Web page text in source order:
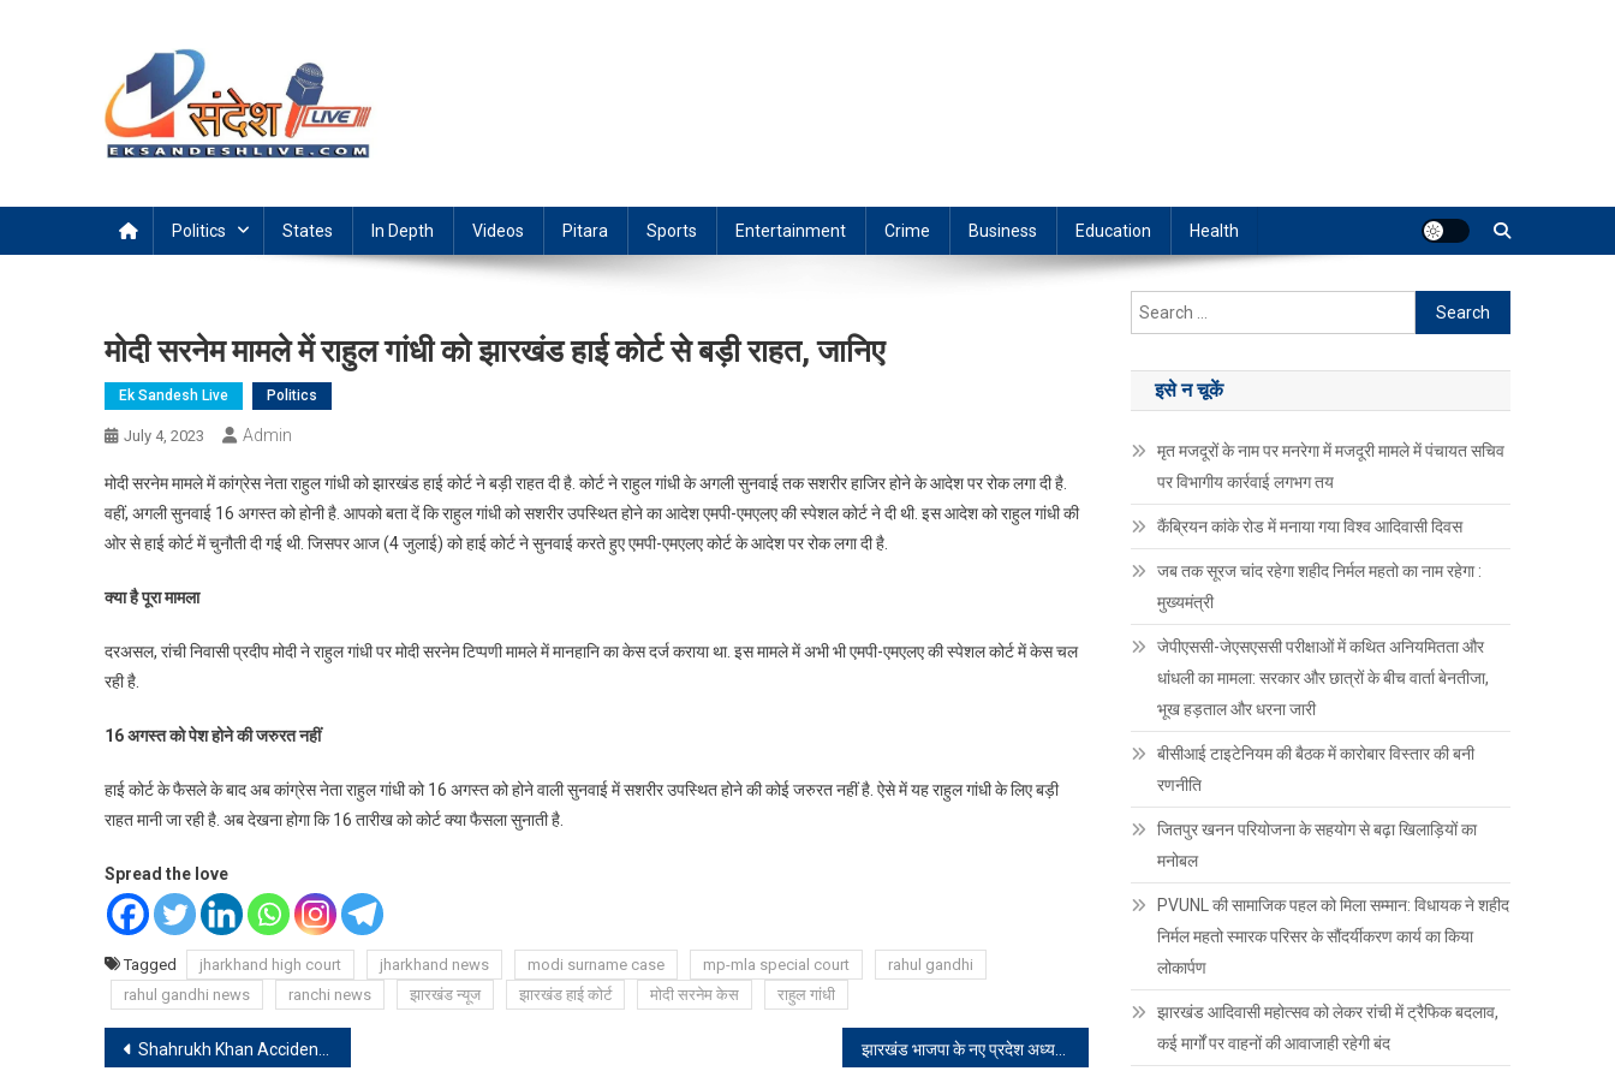
Politics States In Depth Videos Pitara Sports Entertainment Crime Business Education Health
मोदी सरनेम मामले में राहुल गांधी को झारखंड हाई कोर्ट से बड़ी राहत, जानिए
Ek Sandesh Live Politics
July 4, 2023 Admin
मोदी सरनेम मामले में कांग्रेस नेता राहुल गांधी को झारखंड हाई कोर्ट ने बड़ी राहत दी है. कोर्ट ने राहुल गांधी के अगली सुनवाई तक सशरीर हाजिर होने के आदेश पर रोक लगा दी है.
वहीं, अगली सुनवाई 16 अगस्त को होनी है. आपको बता दें कि राहुल गांधी को सशरीर उपस्थित होने का आदेश एमपी-एमएलए की स्पेशल कोर्ट ने दी थी. इस आदेश को राहुल गांधी की
ओर से हाई कोर्ट में चुनौती दी गई थी. जिसपर आज (4 जुलाई) को हाई कोर्ट ने सुनवाई करते हुए एमपी-एमएलए कोर्ट के आदेश पर रोक लगा दी है.
क्या है पूरा मामला
दरअसल, रांची निवासी प्रदीप मोदी ने राहुल गांधी पर मोदी सरनेम टिप्पणी मामले में मानहानि का केस दर्ज कराया था. इस मामले में अभी भी एमपी-एमएलए की स्पेशल कोर्ट में केस चल
रही है.
16 अगस्त को पेश होने की जरुरत नहीं
हाई कोर्ट के फैसले के बाद अब कांग्रेस नेता राहुल गांधी को 16 अगस्त को होने वाली सुनवाई में सशरीर उपस्थित होने की कोई जरुरत नहीं है. ऐसे में यह राहुल गांधी के लिए बड़ी
राहत मानी जा रही है. अब देखना होगा कि 16 तारीख को कोर्ट क्या फैसला सुनाती है.
Spread the love
Tagged jharkhand high court jharkhand news modi surname case mp-mla special court
rahul gandhi
rahul gandhi news
ranchi news झारखंड न्यूज झारखंड हाई कोर्ट मोदी सरनेम केस राहुल गांधी
Post
Shahrukh Khan Accident : शाहरुख खान का हुआ Nose सर्जरी, यूएस में शूट के दौरान लगी थी चोट झारखंड भाजपा के नए प्रदेश अध्यक्ष बने बाबूलाल मरांडी, कई अन्य राज्यों में भी हुआ बदलाव
Search
for:
इसे न चूकें
मृत मजदूरों के नाम पर मनरेगा में मजदूरी मामले में पंचायत सचिव
पर विभागीय कार्रवाई लगभग तय
कैंब्रियन कांके रोड में मनाया गया विश्व आदिवासी दिवस
जब तक सूरज चांद रहेगा शहीद निर्मल महतो का नाम रहेगा :
मुख्यमंत्री
जेपीएससी-जेएसएससी परीक्षाओं में कथित अनियमितता और
धांधली का मामला: सरकार और छात्रों के बीच वार्ता बेनतीजा,
भूख हड़ताल और धरना जारी
बीसीआई टाइटेनियम की बैठक में कारोबार विस्तार की बनी
रणनीति
जितपुर खनन परियोजना के सहयोग से बढ़ा खिलाड़ियों का
मनोबल
PVUNL की सामाजिक पहल को मिला सम्मान: विधायक ने शहीद
निर्मल महतो स्मारक परिसर के सौंदर्यीकरण कार्य का किया
लोकार्पण
झारखंड आदिवासी महोत्सव को लेकर रांची में ट्रैफिक बदलाव,
कई मार्गों पर वाहनों की आवाजाही रहेगी बंद